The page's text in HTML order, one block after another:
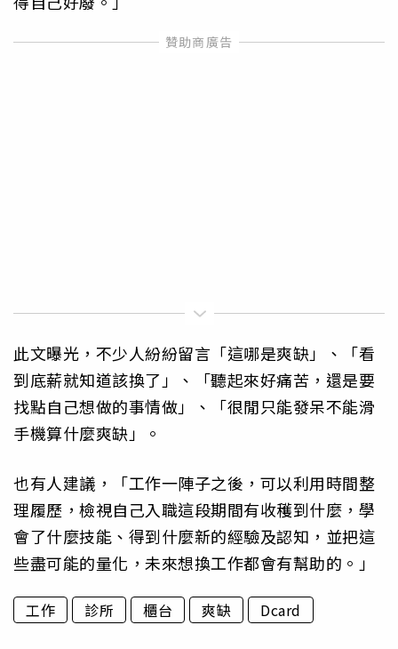
此文曝光，不少人紛紛留言「這哪是爽缺」、「看
到底薪就知道該換了」、「聽起來好痛苦，還是要
找點自己想做的事情做」、「很閒只能發呆不能滑
手機算什麼爽缺」。
也有人建議，「工作一陣子之後，可以利用時間整
理履歷，檢視自己入職這段期間有收穫到什麼，學
會了什麼技能、得到什麼新的經驗及認知，並把這
些盡可能的量化，未來想換工作都會有幫助的。」
工作 診所 櫃台 爽缺 Dcard